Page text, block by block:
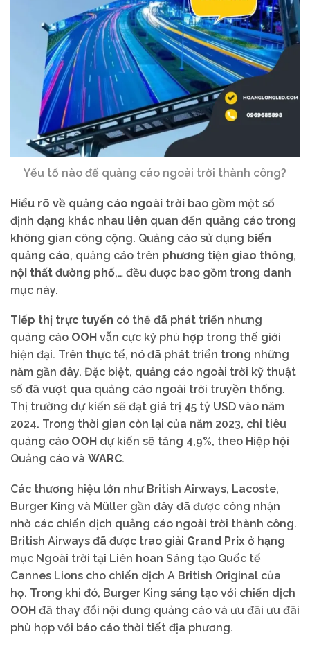
Yếu tố nào để quảng cáo ngoài trời thành công?
Hiểu rõ về quảng cáo ngoài trời bao gồm một số
định dạng khác nhau liên quan đến quảng cáo trong
không gian công cộng. Quảng cáo sử dụng biển
quảng cáo, quảng cáo trên phương tiện giao thông,
nội thất đường phố,… đều được bao gồm trong danh
mục này.
Tiếp thị trực tuyến có thể đã phát triển nhưng
quảng cáo OOH vẫn cực kỳ phù hợp trong thế giới
hiện đại. Trên thực tế, nó đã phát triển trong những
năm gần đây. Đặc biệt, quảng cáo ngoài trời kỹ thuật
số đã vượt qua quảng cáo ngoài trời truyền thống.
Thị trường dự kiến ​​sẽ đạt giá trị 45 tỷ USD vào năm
2024. Trong thời gian còn lại của năm 2023, chi tiêu
quảng cáo OOH dự kiến ​​sẽ tăng 4,9%, theo Hiệp hội
Quảng cáo và WARC.
Các thương hiệu lớn như British Airways, Lacoste,
Burger King và Müller gần đây đã được công nhận
nhờ các chiến dịch quảng cáo ngoài trời thành công.
British Airways đã được trao giải Grand Prix ở hạng
mục Ngoài trời tại Liên hoan Sáng tạo Quốc tế
Cannes Lions cho chiến dịch A British Original của
họ. Trong khi đó, Burger King sáng tạo với chiến dịch
OOH đã thay đổi nội dung quảng cáo và ưu đãi ưu đãi
phù hợp với báo cáo thời tiết địa phương.